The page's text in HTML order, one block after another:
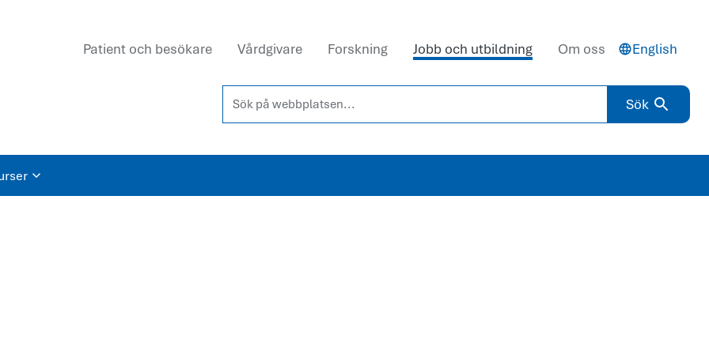
Patient och besökare Vårdgivare Forskning Jobb och utbildning Om oss English
Sök på webbplatsen...
Sök